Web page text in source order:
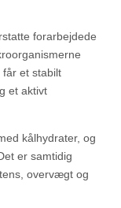
forarbejdede
får et stabilt
et aktivt
kålhydrater, og
er samtidig
overvægt og